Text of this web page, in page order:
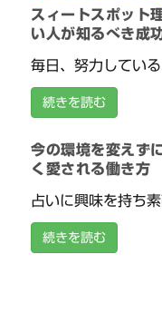
スィートスポット
い人が知るべき成
毎日、努力してい
続きを読む
今の環境を変えず
く愛される働き方
占いに興味を持ち
続きを読む